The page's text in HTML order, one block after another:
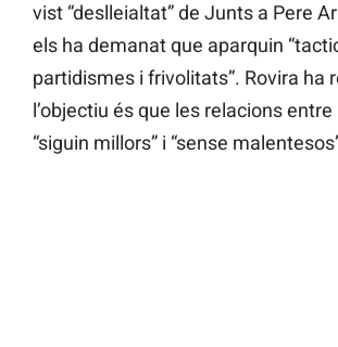
vist “deslleialtat” de Junts a Pere
els ha demanat que aparquin
partidismes i frivolitats”. Rovira ha
l’objectiu és que les relacions entre
“siguin millors” i “sense